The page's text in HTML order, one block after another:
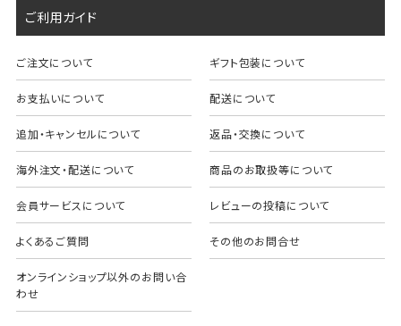
ご利用ガイド
ご注文について ギフト包装について
お支払いについて 配送について
追加・キャンセルについて 返品・交換について
海外注文・配送について 商品のお取扱等について
会員サービスについて レビューの投稿について
よくあるご質問 その他のお問合せ
オンラインショップ以外のお問い合
わせ